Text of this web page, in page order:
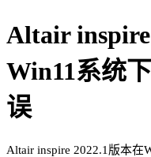
Altair
Win11系统
误
Altair inspire 2022.1版本在